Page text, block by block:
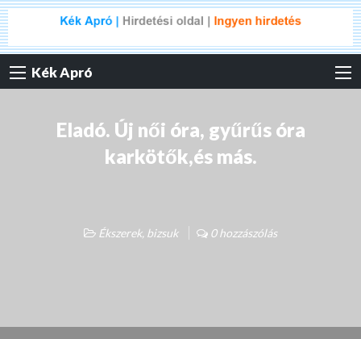
Kék Apró
Eladó. Új női óra, gyűrűs óra
karkötők,és más.
Ékszerek, bizsuk 0 hozzászólás